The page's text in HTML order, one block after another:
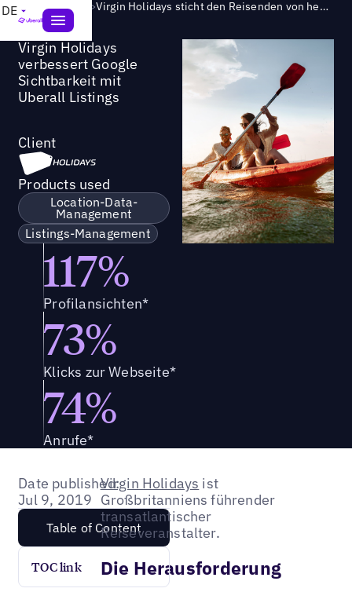
DE Success Story > Virgin Holidays sticht den Reisenden von heute im Zeitalter des hybriden Kundenerlebnisses hervor
Virgin Holidays
verbessert Google
Sichtbarkeit mit
Uberall Listings
Client
Products used
Location-Data-
Management
Listings-Management
117%
Profilansichten*
73%
Klicks zur Webseite*
74%
Anrufe*
Date published:
Jul 9, 2019
Table of Content
TOC link
Virgin Holidays ist
Großbritanniens führender
transatlantischer
Reiseveranstalter.
Die Herausforderung